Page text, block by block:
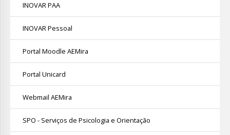
INOVAR PAA
INOVAR Pessoal
Portal Moodle AEMira
Portal Unicard
Webmail AEMira
SPO - Serviços de Psicologia e Orientação